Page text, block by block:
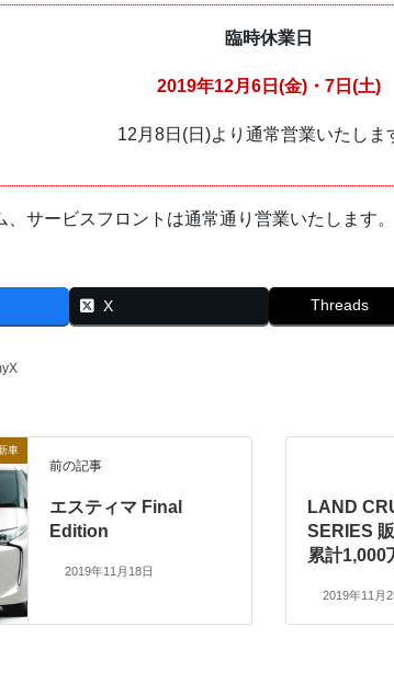
臨時休業日
2019年12月6日(金)・7日(土)
12月8日(日)より通常営業いたしま
、サービスフロントは通常通り営業いたします。
X Threads
車
前の記事
エスティマ Final
Edition
2019年11月18日
LAND
SERIES
累計1,000
2019年11月